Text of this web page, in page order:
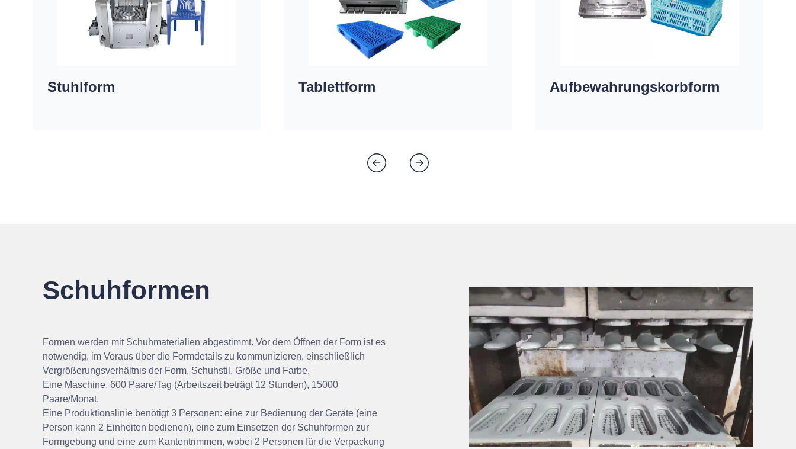
Stuhlform Tablettform Aufbewahrungskorbform
Schuhformen
Formen werden mit Schuhmaterialien abgestimmt. Vor dem Öffnen der Form ist es
notwendig, im Voraus über die Formdetails zu kommunizieren, einschließlich
Vergrößerungsverhältnis der Form, Schuhstil, Größe und Farbe.
Eine Maschine, 600 Paare/Tag (Arbeitszeit beträgt 12 Stunden), 15000
Paare/Monat.
Eine Produktionslinie benötigt 3 Personen: eine zur Bedienung der Geräte (eine
Person kann 2 Einheiten bedienen), eine zum Einsetzen der Schuhformen zur
Formgebung und eine zum Kantentrimmen, wobei 2 Personen für die Verpackung